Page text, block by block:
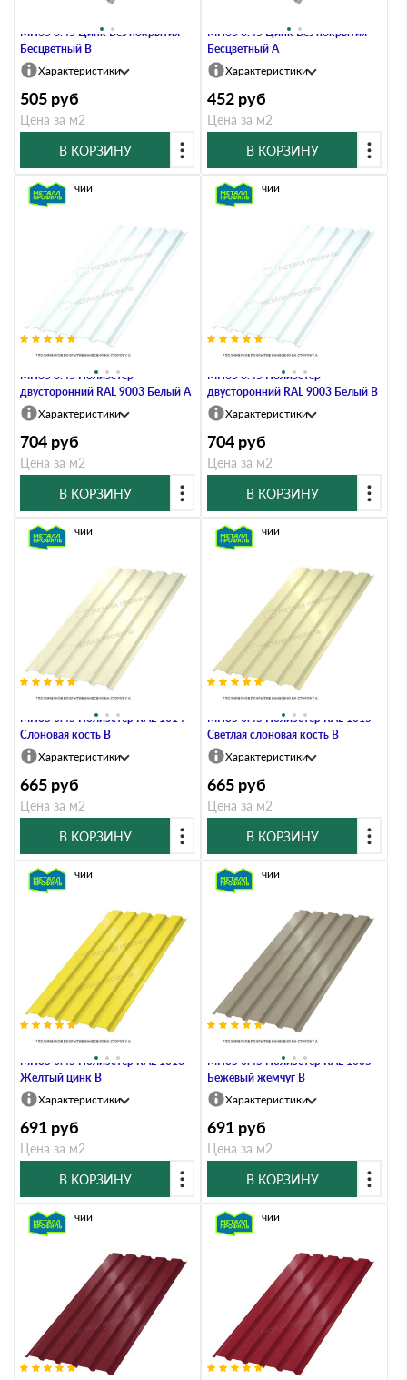
МП35 0.45 Цинк Без покрытия
Бесцветный B
Характеристики
505 руб
Цена за м2
В КОРЗИНУ
МП35 0.45 Цинк Без покрытия
Бесцветный A
Характеристики
452 руб
Цена за м2
В КОРЗИНУ
Профлист Металл Профиль
МП35 0.45 Полиэстер
двусторонний RAL 9003 Белый A
В наличии
Характеристики
704 руб
Цена за м2
В КОРЗИНУ
Профлист Металл Профиль
МП35 0.45 Полиэстер
двусторонний RAL 9003 Белый B
В наличии
Характеристики
704 руб
Цена за м2
В КОРЗИНУ
Профлист Металл Профиль
МП35 0.45 Полиэстер RAL 1014
Слоновая кость B
В наличии
Характеристики
665 руб
Цена за м2
В КОРЗИНУ
Профлист Металл Профиль
МП35 0.45 Полиэстер RAL 1015
Светлая слоновая кость B
В наличии
Характеристики
665 руб
Цена за м2
В КОРЗИНУ
Профлист Металл Профиль
МП35 0.45 Полиэстер RAL 1018
Желтый цинк B
В наличии
Характеристики
691 руб
Цена за м2
В КОРЗИНУ
Профлист Металл Профиль
МП35 0.45 Полиэстер RAL 1035
Бежевый жемчуг B
В наличии
Характеристики
691 руб
Цена за м2
В КОРЗИНУ
В наличии В наличии